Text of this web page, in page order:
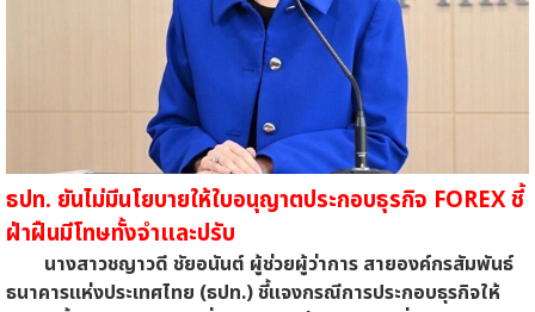
ธปท. ยันไม่มีนโยบายให้ใบอนุญาตประกอบธุรกิจ FOREX ชี้
ฝ่าฝืนมีโทษทั้งจำและปรับ
นางสาวชญาวดี ชัยอนันต์ ผู้ช่วยผู้ว่าการ สายองค์กรสัมพันธ์
ธนาคารแห่งประเทศไทย (ธปท.) ชี้แจงกรณีการประกอบธุรกิจให้